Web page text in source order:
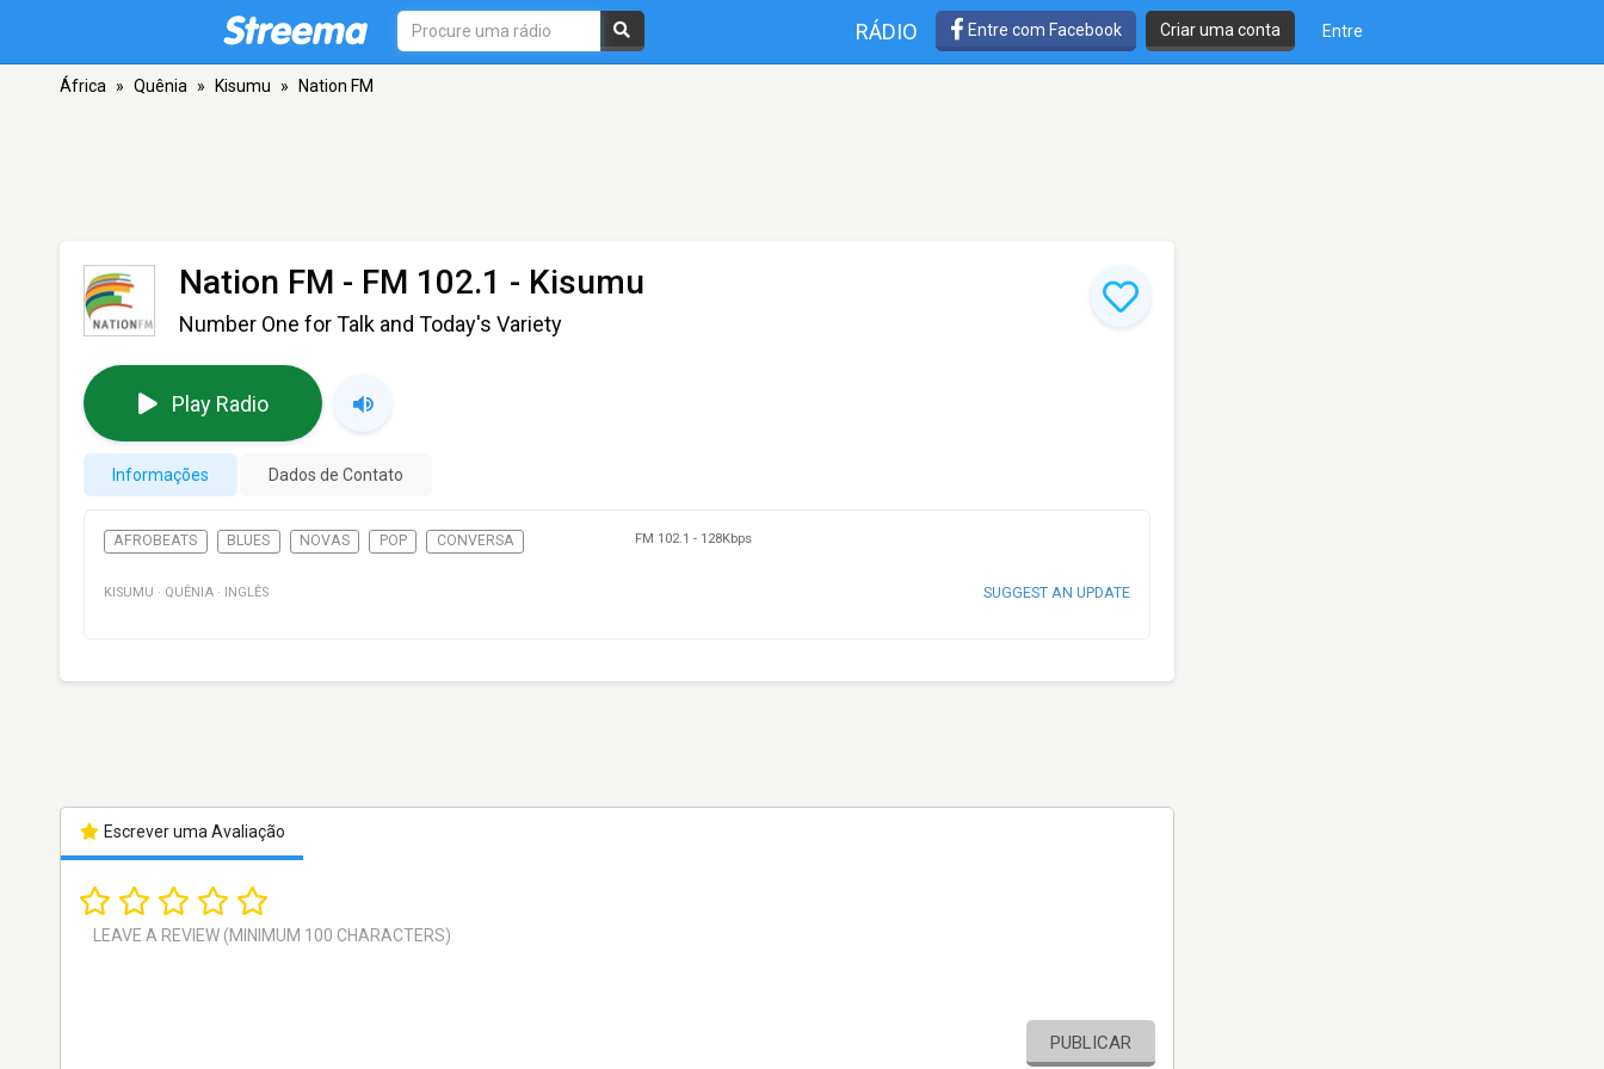
RÁDIO Entre com Facebook Criar uma conta Entre
África » Quênia » Kisumu » Nation FM
Nation FM - FM 102.1 - Kisumu
Number One for Talk and Today's Variety
Play Radio
Informações Dados de Contato
AFROBEATS BLUES NOVAS POP CONVERSA FM 102.1 - 128Kbps
KISUMU · QUÊNIA · INGLÊS SUGGEST AN UPDATE
Escrever uma Avaliação
PUBLICAR